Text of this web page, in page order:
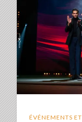
ÉVÉNEMENTS